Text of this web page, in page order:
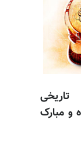
تاریخی
و مبارک